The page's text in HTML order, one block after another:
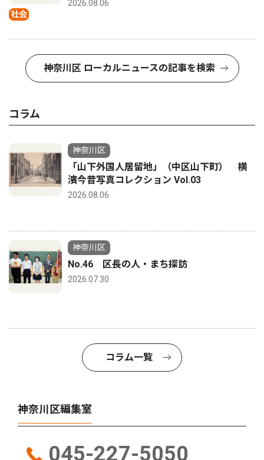
社会
2026.08.06
神奈川区 ローカルニュースの記事を検索
コラム
神奈川区
「山下外国人居留地」（中区山下町） 横
濱今昔写真コレクション Vol.03
2026.08.06
神奈川区
No.46 区長の人・まち探訪
2026.07.30
コラム一覧
神奈川区編集室
045-227-5050